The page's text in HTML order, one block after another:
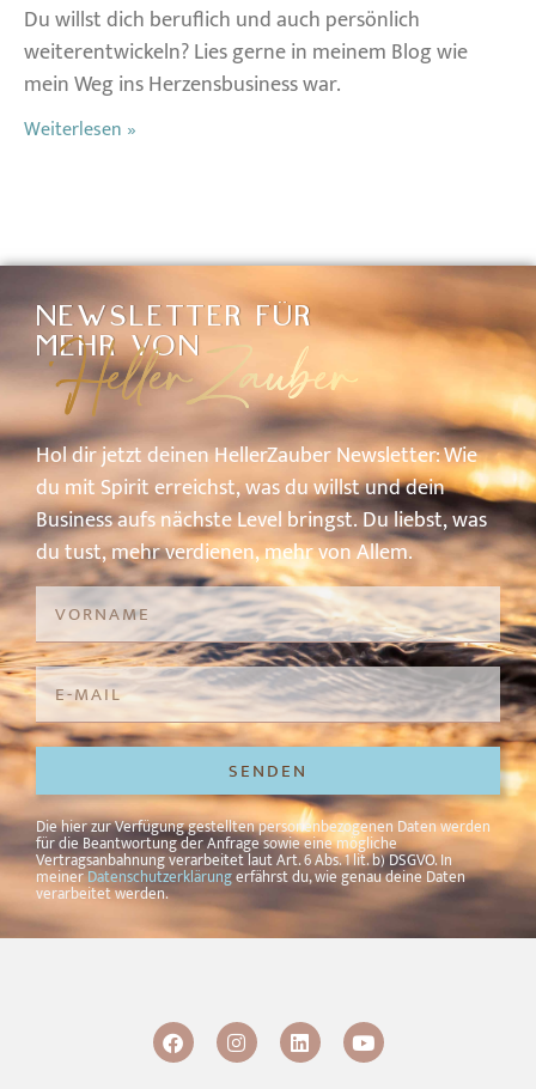
Du willst dich beruflich und auch persönlich
weiterentwickeln? Lies gerne in meinem Blog wie
mein Weg ins Herzensbusiness war.
Weiterlesen »
NEWSLETTER FÜR
MEHR VON
HellerZauber
HoldirjetztdeinenHellerZauberNewsletter: Wie
du mit Spiriterreichst,wasduwillstunddein
BusinessaufsnächsteLevel bringst.Duliebst,was
dutust,mehrverdienen,mehrvonAllem.
SENDEN
Alternative:
Die hier zur Verfügung gestellten personenbezogenen Daten werden
für die Beantwortung der Anfrage sowie eine mögliche
Vertragsanbahnung verarbeitet laut Art. 6 Abs. 1 lit. b) DSGVO. In
meinerDatenschutzerklärungerfährst du, wie genau deine Daten
verarbeitet werden.